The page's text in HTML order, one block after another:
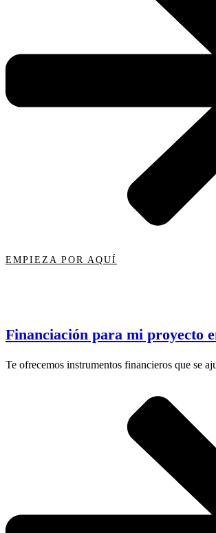
EMPIEZA POR AQUÍ
Financiación para mi proyecto
Te ofrecemos instrumentos financieros que se